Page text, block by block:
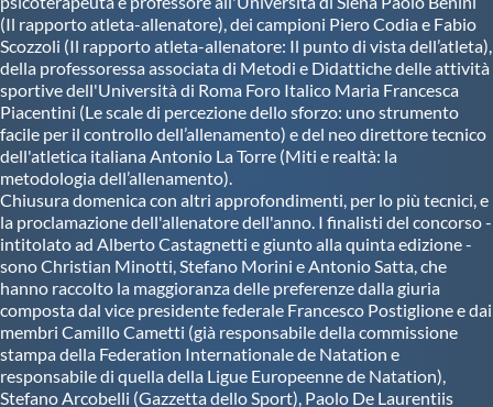
(Il rapporto atleta-allenatore), dei campioni Piero Codia e Fabio
Scozzoli (Il rapporto atleta-allenatore: Il punto di vista dell’atleta),
della professoressa associata di Metodi e Didattiche delle attività
sportive dell'Università di Roma Foro Italico Maria Francesca
Piacentini (Le scale di percezione dello sforzo: uno strumento
facile per il controllo dell’allenamento) e del neo direttore tecnico
dell'atletica italiana Antonio La Torre (Miti e realtà: la
metodologia dell’allenamento).
Chiusura domenica con altri approfondimenti, per lo più tecnici, e
la proclamazione dell'allenatore dell'anno. I finalisti del concorso -
intitolato ad Alberto Castagnetti e giunto alla quinta edizione -
sono Christian Minotti, Stefano Morini e Antonio Satta, che
hanno raccolto la maggioranza delle preferenze dalla giuria
composta dal vice presidente federale Francesco Postiglione e dai
membri Camillo Cametti (già responsabile della commissione
stampa della Federation Internationale de Natation e
responsabile di quella della Ligue Europeenne de Natation),
Stefano Arcobelli (Gazzetta dello Sport), Paolo De Laurentiis